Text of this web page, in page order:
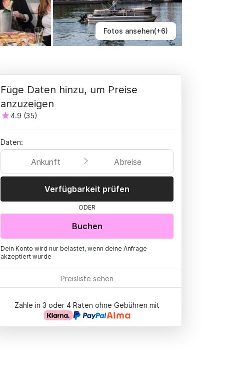
Fotos ansehen(+6)
Füge Daten hinzu, um Preise
anzuzeigen
4.9 (35)
Daten:
Ankunft Abreise
Verfügbarkeit prüfen
ODER
Buchen
Dein Konto wird nur belastet, wenn deine Anfrage
akzeptiert wurde
Preisliste sehen
Zahle in 3 oder 4 Raten ohne Gebühren mit